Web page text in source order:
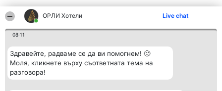
ОРЛИ Хотели Live chat
08:11
Здравейте, радваме се да ви помогнем! 🙂
Моля, кликнете върху съответната тема на
разговора!